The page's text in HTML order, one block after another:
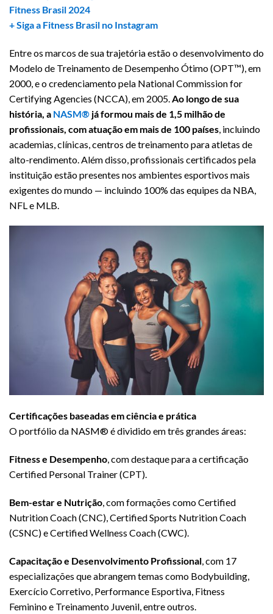
Fitness Brasil 2024
+ Siga a Fitness Brasil no Instagram
Entre os marcos de sua trajetória estão o desenvolvimento do
Modelo de Treinamento de Desempenho Ótimo (OPT™), em
2000, e o credenciamento pela National Commission for
Certifying Agencies (NCCA), em 2005.Ao longo de sua
história, a NASM® já formou mais de 1,5 milhão de
profissionais, com atuação em mais de 100 países, incluindo
academias, clínicas, centros de treinamento para atletas de
alto-rendimento. Além disso, profissionais certificados pela
instituição estão presentes nos ambientes esportivos mais
exigentes do mundo — incluindo 100% das equipes da NBA,
NFL e MLB.
Certificações baseadas em ciência e prática
O portfólio da NASM® é dividido em três grandes áreas:
Fitness e Desempenho, com destaque para a certificação
Certified Personal Trainer (CPT).
Bem-estar e Nutrição, com formações como Certified
Nutrition Coach (CNC), Certified Sports Nutrition Coach
(CSNC) e Certified Wellness Coach (CWC).
Capacitação e Desenvolvimento Profissional , com 17
especializações que abrangem temas como Bodybuilding,
Exercício Corretivo, Performance Esportiva, Fitness
Feminino e Treinamento Juvenil, entre outros.